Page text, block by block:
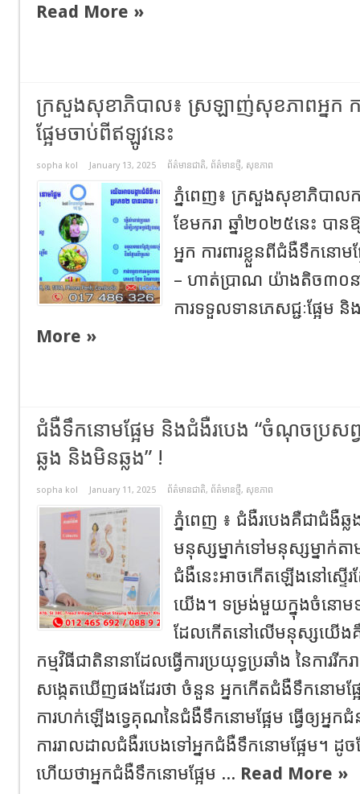
Read More »
ក្រសួង​សុខាភិបាល​៖​ ស្រឡាញ់សុខភាពអ្នក ក
ផ្អែមចាប់ពីឥឡូវនេះ
sopha kol January 13, 2025 ព័ត៌មានជាតិ, ព័ត៌មានថ្មី, សុខភាព
ភ្នំពេញ​៖​ ក្រសួង​សុខាភិបាល​ក
ខែមករា​ ឆ្នាំ​២០២៥នេះ​ ប
អ្នក ការពារខ្លួនពីជំងឺទឹកនោ
– ហាត់ប្រាណ យ៉ាងតិច៣០នា
ការទទួលទានភេសជ្ជៈផ្អែម និ
More »
ជំងឺទឹកនោមផ្អែម និងជំងឺរបេង “ចំណុចប្រសព្
ឆ្លង និងមិនឆ្លង” !
sopha kol January 11, 2025 ព័ត៌មានជាតិ, ព័ត៌មានថ្មី, សុខភាព
ភ្នំពេញ ៖ ជំងឺរបេងគឺជាជំងឺឆ្
មនុស្សម្នាក់ទៅមនុស្សម្នាក់ត
ជំងឺនេះអាចកើតឡើងនៅស្ទើរ
យើង។ ទម្រង់មួយក្នុងចំនោមទ
ដែលកើតនៅលើមនុស្សយើង
កម្មវិធីជាតិនានាដែលធ្វើការប្រយុទ្ធប្រឆាំង នៃការ
សង្កេតឃើញផងដែរថា ចំនួន អ្នកកើតជំងឺទឹកនោម
ការហក់ឡើងទ្វេគុណនៃជំងឺទឹកនោមផ្អែម ធ្វើឲ្យអ្នកជំ
ការរាលដាលជំងឺរបេងទៅអ្នកជំងឺទឹកនោមផ្អែម។
ហើយថាអ្នកជំងឺទឹកនោមផ្អែម ... Read More »